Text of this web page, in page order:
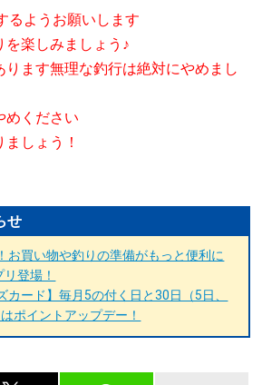
るようお願いします
を楽しみましょう♪
ります無理な釣行は絶対にやめまし
めください
しょう！
せ
お買い物や釣りの準備がもっと便利に
登場！
カード】毎月5の付く日と30日（5日、
ポイントアップデー！